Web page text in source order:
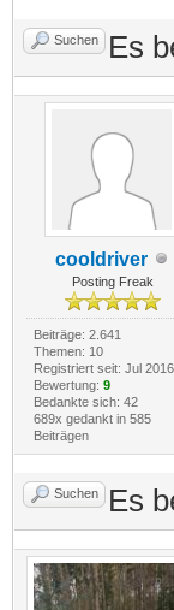
Suchen Es
cooldriver
Posting Freak
Beiträge: 2.641
Themen: 10
Registriert seit: Jul 2016
Bewertung: 9
Bedankte sich: 42
689x gedankt in 585
Beiträgen
Suchen Es